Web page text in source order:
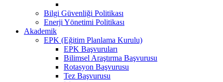
Bilgi Güvenliği Politikası
Enerji Yönetimi Politikası
Akademik
EPK (Eğitim Planlama Kurulu)
EPK Başvuruları
Bilimsel Araştırma Başvurusu
Rotasyon Başvurusu
Tez Başvurusu